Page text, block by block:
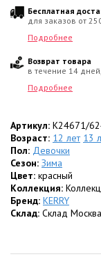
* Утеплитель: 100%
Почему она
от 0 до -30 градусов.
Защита и
ветрозащитной
*Идеальная
талиипозволяет
*Карманы:
*Уютные детали:
отделанымягким
с кожей и защиты
*Безопасность:
светоотражающие
Бесплатная
для заказов от
Подробнее
Возврат товара
в течение 14
Подробнее
Артикул: K24671/
Возраст: 12 лет 13
Пол: Девочки
Сезон: Зима
Цвет: красный
Коллекция:
Бренд: KERRY
Склад: Склад Москва